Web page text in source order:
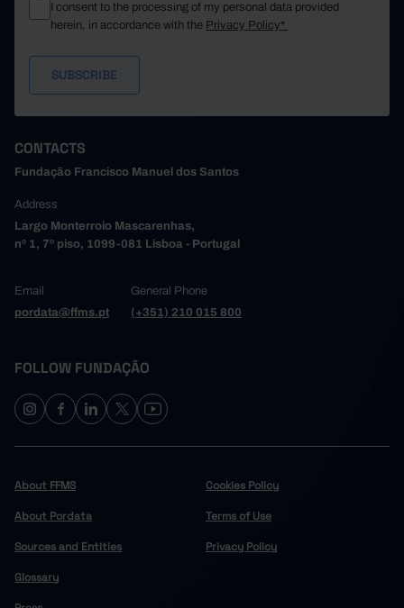
I consent to the processing of my personal data provided
herein, in accordance with the Privacy Policy*
CONTACTS
Fundação Francisco Manuel dos Santos
Address
Largo Monterroio Mascarenhas,
nº 1, 7º piso, 1099-081 Lisboa - Portugal
Email
pordata@ffms.pt
General Phone
(+351) 210 015 800
FOLLOW FUNDAÇÃO
About FFMS
About Pordata
Sources and Entities
Glossary
Cookies Policy
Terms of Use
Privacy Policy